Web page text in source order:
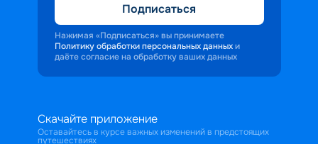
Подписаться
Нажимая «Подписаться» вы принимаете
Политику обработки персональных данных и
даёте согласие на обработку ваших данных
Скачайте приложение
Оставайтесь в курсе важных изменений в предстоящих
путешествиях